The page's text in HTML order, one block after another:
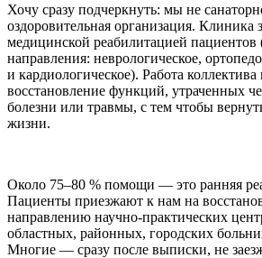
Хочу сразу подчеркнуть: мы не
оздоровительная организация. Клиника
медицинской реабилитацией
направления: неврологическое,
и кардиологическое). Работа коллектива
восстановление функций, утраченных
болезни или травмы, с тем чтобы
жизни.
Около 75–80 % помощи — это ранняя
Пациенты приезжают к нам на
направлению научно-практических
областных, районных, городских
Многие — сразу после выписки, не